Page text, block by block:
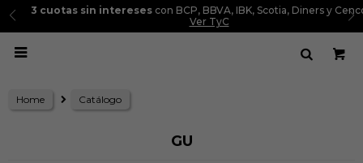
3 cuotas sin interesescon BCP, BBVA, IBK, Scotia, Diners y Cencosud.
Ver TyC

Home Catálogo
GU